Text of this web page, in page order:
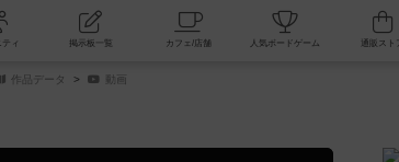
コミュニティ 掲示板一覧 カフェ/店舗 人気ボー
作品データ 動画